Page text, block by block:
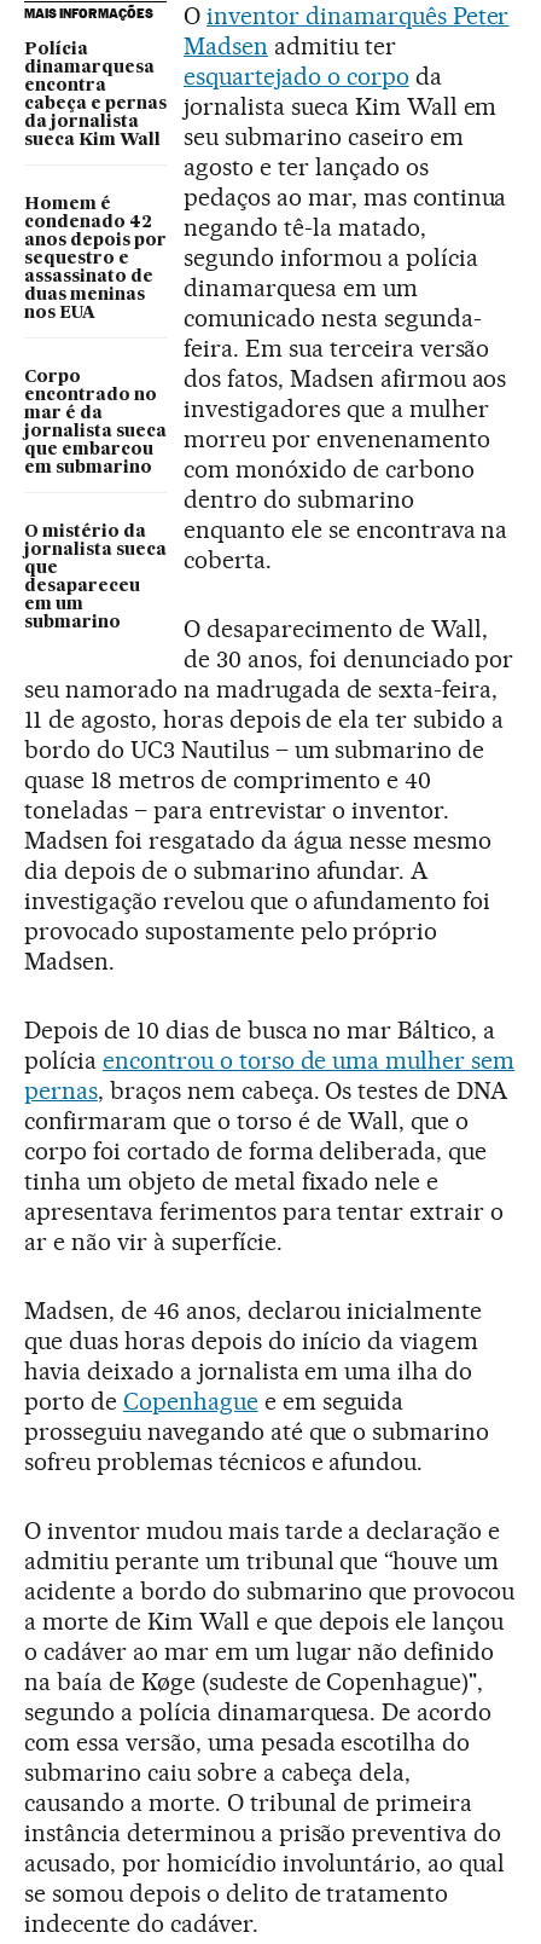
MAIS INFORMAÇÕES
Polícia
dinamarquesa
encontra
cabeça e pernas
da jornalista
sueca Kim Wall
Homem é
condenado 42
anos depois por
sequestro e
assassinato de
duas meninas
nos EUA
Corpo
encontrado no
mar é da
jornalista sueca
que embarcou
em submarino
O mistério da
jornalista sueca
que
desapareceu
em um
submarino
O inventor dinamarquês Peter
Madsen admitiu ter
esquartejado o corpo da
jornalista sueca Kim Wall em
seu submarino caseiro em
agosto e ter lançado os
pedaços ao mar, mas continua
negando tê-la matado,
segundo informou a polícia
dinamarquesa em um
comunicado nesta segunda-
feira. Em sua terceira versão
dos fatos, Madsen afirmou aos
investigadores que a mulher
morreu por envenenamento
com monóxido de carbono
dentro do submarino
enquanto ele se encontrava na
coberta.
O desaparecimento de Wall,
de 30 anos, foi denunciado por
seu namorado na madrugada de sexta-feira,
11 de agosto, horas depois de ela ter subido a
bordo do UC3 Nautilus – um submarino de
quase 18 metros de comprimento e 40
toneladas – para entrevistar o inventor.
Madsen foi resgatado da água nesse mesmo
dia depois de o submarino afundar. A
investigação revelou que o afundamento foi
provocado supostamente pelo próprio
Madsen.
Depois de 10 dias de busca no mar Báltico, a
polícia encontrou o torso de uma mulher sem
pernas, braços nem cabeça. Os testes de DNA
confirmaram que o torso é de Wall, que o
corpo foi cortado de forma deliberada, que
tinha um objeto de metal fixado nele e
apresentava ferimentos para tentar extrair o
ar e não vir à superfície.
Madsen, de 46 anos, declarou inicialmente
que duas horas depois do início da viagem
havia deixado a jornalista em uma ilha do
porto de Copenhaguee em seguida
prosseguiu navegando até que o submarino
sofreu problemas técnicos e afundou.
O inventor mudou mais tarde a declaração e
admitiu perante um tribunal que “houve um
acidente a bordo do submarino que provocou
a morte de Kim Wall e que depois ele lançou
o cadáver ao mar em um lugar não definido
na baía de Køge (sudeste de Copenhague)",
segundo a polícia dinamarquesa. De acordo
com essa versão, uma pesada escotilha do
submarino caiu sobre a cabeça dela,
causando a morte. O tribunal de primeira
instância determinou a prisão preventiva do
acusado, por homicídio involuntário, ao qual
se somou depois o delito de tratamento
indecente do cadáver.